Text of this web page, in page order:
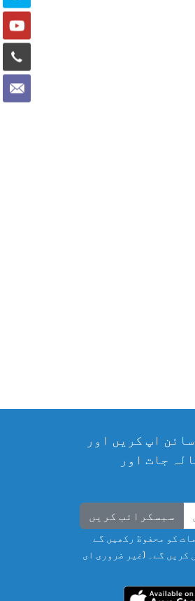
اپ کریں اور
جات اور
سبسکرائب کریں
کو محفوظ رکھیں گے
کریں گے۔ (غیر ضروری ای